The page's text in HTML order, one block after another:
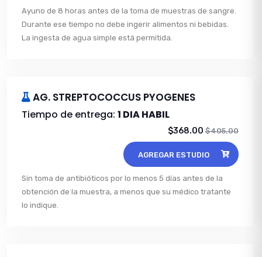
Ayuno de 8 horas antes de la toma de muestras de sangre.
Durante ese tiempo no debe ingerir alimentos ni bebidas.
La ingesta de agua simple está permitida.
AG. STREPTOCOCCUS PYOGENES
Tiempo de entrega: 1 DIA HABIL
$368.00 $405.00
AGREGAR ESTUDIO
Sin toma de antibióticos por lo menos 5 días antes de la
obtención de la muestra, a menos que su médico tratante
lo indique.